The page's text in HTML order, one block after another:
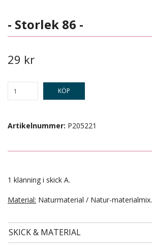
- Storlek 86 -
29 kr
KÖP
Artikelnummer: P205221
1 klänning i skick A.
Material: Naturmaterial / Natur-materialmix.
SKICK & MATERIAL